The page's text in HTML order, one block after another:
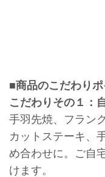
■商品のこだわりポ
こだわりその１：
手羽先焼、フラン
カットステーキ、
め合わせに。ご自
けます。